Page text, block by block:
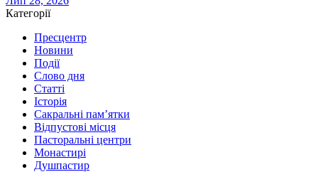
Категорії
Пресцентр
Новини
Події
Слово дня
Статті
Історія
Сакральні пам’ятки
Відпустові місця
Пасторальні центри
Монастирі
Душпастир